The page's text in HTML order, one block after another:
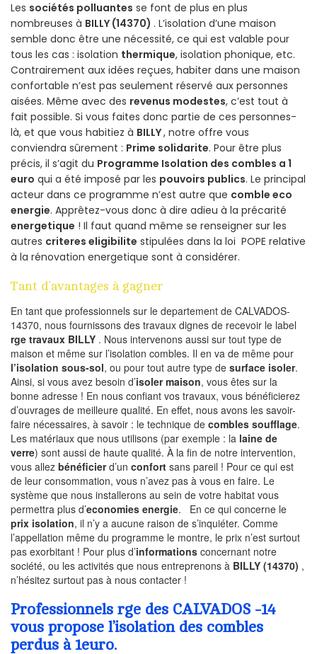
Les sociétés polluantes se font de plus en plus
nombreuses à BILLY (14370) . L’isolation d’une maison
semble donc être une nécessité, ce qui est valable pour
tous les cas : isolation thermique, isolation phonique, etc.
Contrairement aux idées reçues, habiter dans une maison
confortable n’est pas seulement réservé aux personnes
aisées. Même avec des revenus modestes, c’est tout à
fait possible. Si vous faites donc partie de ces personnes-
là, et que vous habitiez à BILLY, notre offre vous
conviendra sûrement : Prime solidarite. Pour être plus
précis, il s’agit du Programme Isolation des combles a 1
euro qui a été imposé par les pouvoirs publics. Le principal
acteur dans ce programme n’est autre que comble eco
energie. Apprêtez-vous donc à dire adieu à la précarité
energetique ! Il faut quand même se renseigner sur les
autres criteres eligibilite stipulées dans la loi POPE relative
à la rénovation energetique sont à considérer.
Tant d’avantages à gagner
En tant que professionnels sur le departement de CALVADOS-
14370, nous fournissons des travaux dignes de recevoir le label
rge travaux BILLY . Nous intervenons aussi sur tout type de
maison et même sur l’isolation combles. Il en va de même pour
l’isolation sous-sol, ou pour tout autre type de surface isoler.
Ainsi, si vous avez besoin d’isoler maison, vous êtes sur la
bonne adresse ! En nous confiant vos travaux, vous bénéficierez
d’ouvrages de meilleure qualité. En effet, nous avons les savoir-
faire nécessaires, à savoir : le technique de combles soufflage.
Les matériaux que nous utilisons (par exemple : la laine de
verre) sont aussi de haute qualité. À la fin de notre intervention,
vous allez bénéficierd’un confort sans pareil ! Pour ce qui est
de leur consommation, vous n’avez pas à vous en faire. Le
système que nous installerons au sein de votre habitat vous
permettra plus d’economies energie. En ce qui concerne le
prix isolation, il n’y a aucune raison de s’inquiéter. Comme
l’appellation même du programme le montre, le prix n’est surtout
pas exorbitant ! Pour plus d’informations concernant notre
société, ou les activités que nous entreprenons à BILLY (14370) ,
n’hésitez surtout pas à nous contacter !
Professionnels rge des CALVADOS -14
vous propose l’isolation des combles
perdus à 1euro.